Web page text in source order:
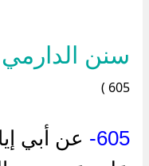
سنن الدارمي
605 )
605-
عن أبي